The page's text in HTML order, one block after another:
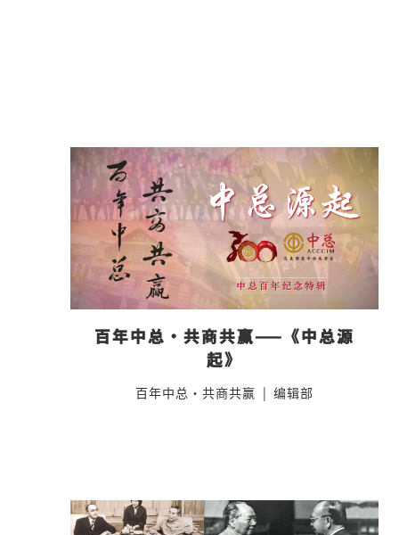
百年中总·共商共赢——《中总源
起》
百年中总·共商共赢 | 编辑部